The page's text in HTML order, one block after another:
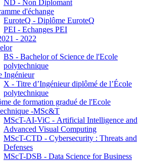
ND - Non Diplomant
d'échange
EuroteQ - Diplôme EuroteQ
PEI - Echanges PEI
- 2022
BS - Bachelor of Science de l'Ecole
polytechnique
Ingénieur
X - Titre d’Ingénieur diplômé de l’École
polytechnique
de formation gradué de l'Ecole
-MSc&T
MScT-AI-ViC - Artificial Intelligence and
Advanced Visual Computing
MScT-CTD - Cybersecurity : Threats and
Defenses
MScT-DSB - Data Science for Business